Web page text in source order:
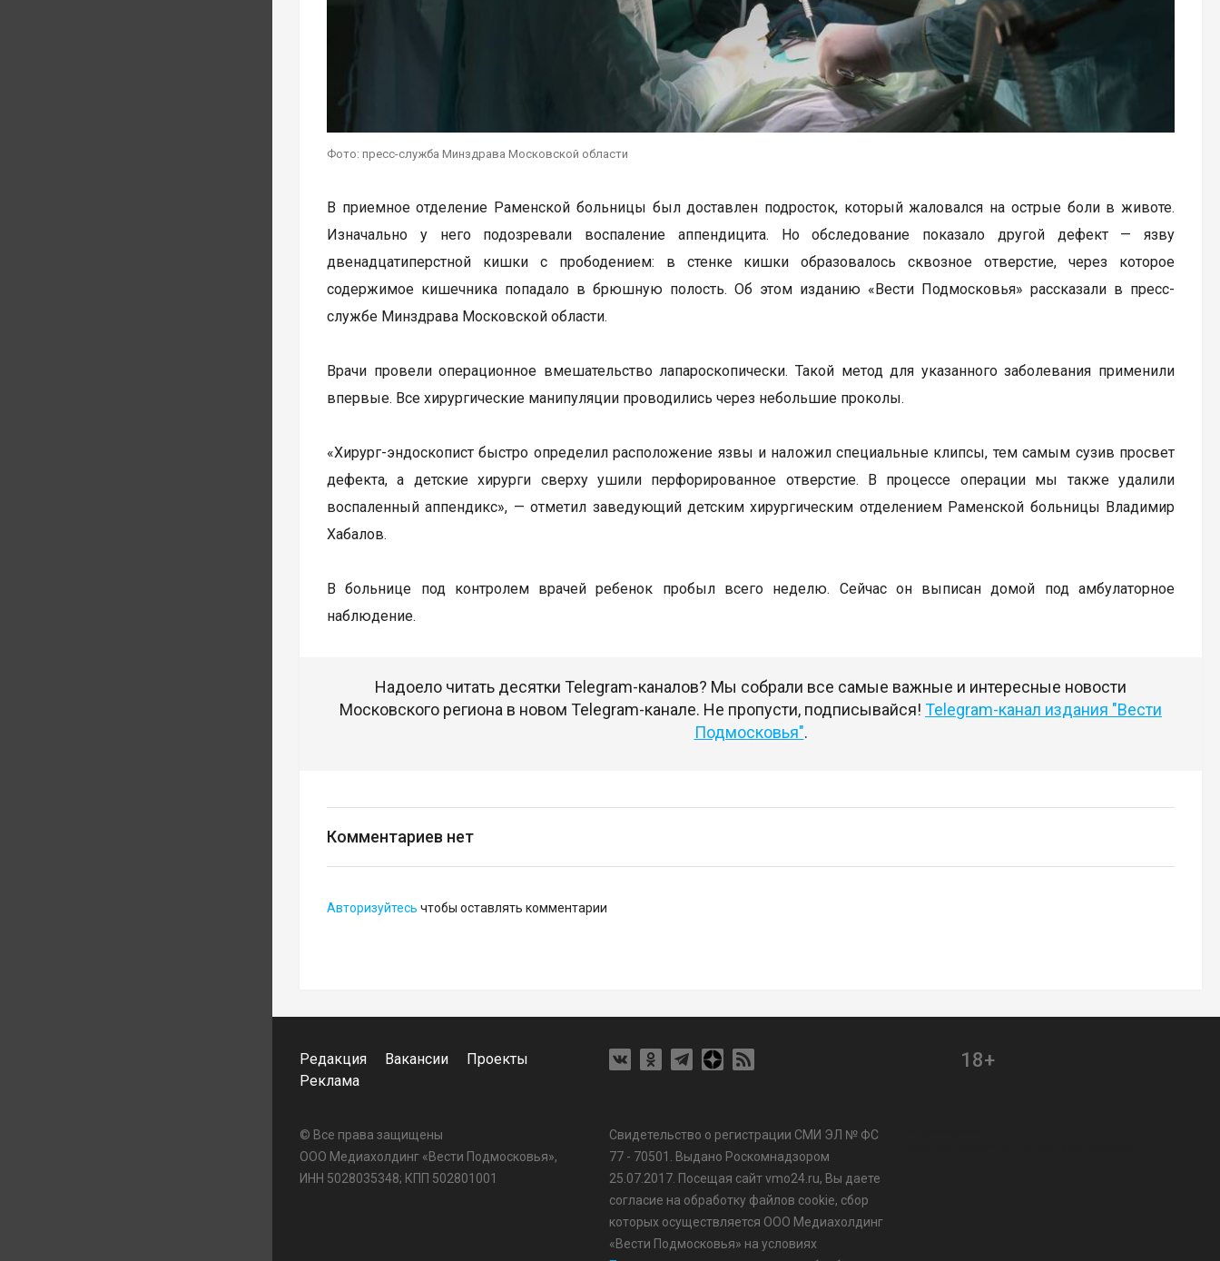
Фото: пресс-служба Минздрава Московской области
В приемное отделение Раменской больницы был доставлен подросток, который жаловался на острые боли в животе.
Изначально у него подозревали воспаление аппендицита. Но обследование показало другой дефект — язву
двенадцатиперстной кишки с прободением: в стенке кишки образовалось сквозное отверстие, через которое
содержимое кишечника попадало в брюшную полость. Об этом изданию «Вести Подмосковья» рассказали в пресс-
службе Минздрава Московской области.
Врачи провели операционное вмешательство лапароскопически. Такой метод для указанного заболевания применили
впервые. Все хирургические манипуляции проводились через небольшие проколы.
«Хирург-эндоскопист быстро определил расположение язвы и наложил специальные клипсы, тем самым сузив просвет
дефекта, а детские хирурги сверху ушили перфорированное отверстие. В процессе операции мы также удалили
воспаленный аппендикс», — отметил заведующий детским хирургическим отделением Раменской больницы Владимир
Хабалов.
В больнице под контролем врачей ребенок пробыл всего неделю. Сейчас он выписан домой под амбулаторное
наблюдение.
Надоело читать десятки Telegram-каналов? Мы собрали все самые важные и интересные новости
Московского региона в новом Telegram-канале. Не пропусти, подписывайся! Telegram-канал издания "Вести
Подмосковья".
Комментариев нет
Авторизуйтесь чтобы оставлять комментарии
Редакция Вакансии
Проекты
Реклама
18+
© Все права защищены
ООО Медиахолдинг «Вести Подмосковья»,
ИНН 5028035348; КПП 502801001
Свидетельство о регистрации СМИ ЭЛ № ФС
77 - 70501. Выдано Роскомнадзором
25.07.2017. Посещая сайт vmo24.ru, Вы даете
согласие на обработку файлов cookie, сбор
которых осуществляется ООО Медиахолдинг
«Вести Подмосковья» на условиях